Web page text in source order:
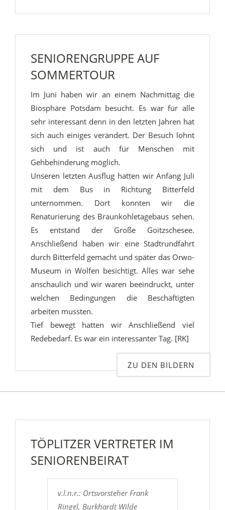
SENIORENGRUPPE AUF
SOMMERTOUR
Im Juni haben wir an einem Nachmittag die
Biosphäre Potsdam besucht. Es war für alle
sehr interessant denn in den letzten Jahren hat
sich auch einiges verändert. Der Besuch lohnt
sich und ist auch für Menschen mit
Gehbehinderung möglich.
Unseren letzten Ausflug hatten wir Anfang Juli
mit dem Bus in Richtung Bitterfeld
unternommen. Dort konnten wir die
Renaturierung des Braunkohletagebaus sehen.
Es entstand der Große Goitzschesee.
Anschließend haben wir eine Stadtrundfahrt
durch Bitterfeld gemacht und später das Orwo-
Museum in Wolfen besichtigt. Alles war sehe
anschaulich und wir waren beeindruckt, unter
welchen Bedingungen die Beschäftigten
arbeiten mussten.
Tief bewegt hatten wir Anschließend viel
Redebedarf. Es war ein interessanter Tag. [RK]
ZU DEN BILDERN
TÖPLITZER VERTRETER IM
SENIORENBEIRAT
v.l.n.r.: Ortsvorsteher Frank
Ringel, Burkhardt Wilde